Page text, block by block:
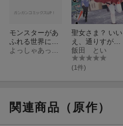
モンスターがあ
ふれる世界にな
ったので、好き
よっしゃあっ！（GAノベル／SBクリエイティブ刊）
聖女さま？ いい
え、通りすがり
の魔物使いで
す！ 〜絶対無敵
の聖女はモフモ
飯田 とい
(1件)
関連商品（原作）